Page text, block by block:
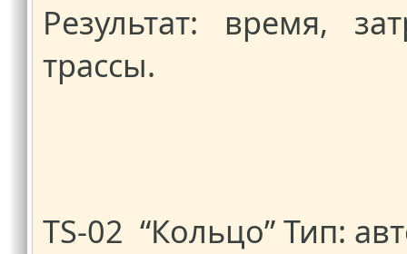
Результат: время,
трассы.
TS-02 “Кольцо” Тип: